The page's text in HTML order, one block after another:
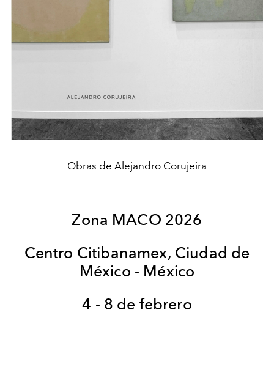
Obras de Alejandro Corujeira
Zona MACO 2026
Centro Citibanamex, Ciudad de
México - México
4 - 8 de febrero